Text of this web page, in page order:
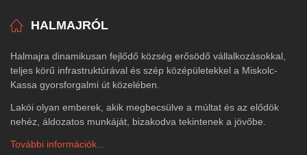
HALMAJRÓL
Halmajra dinamikusan fejlődő község erősödő vállalkozásokkal,
teljes körű infrastruktúrával és szép középületekkel a Miskolc-
Kassa gyorsforgalmi út közelében.
Lakói olyan emberek, akik megbecsülve a múltat és az elődök
nehéz, áldozatos munkáját, bizakodva tekintenek a jövőbe.
További információk...